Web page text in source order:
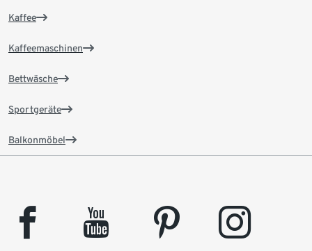
Kaffee
Kaffeemaschinen
Bettwäsche
Sportgeräte
Balkonmöbel
facebook youtube pinterest instagram